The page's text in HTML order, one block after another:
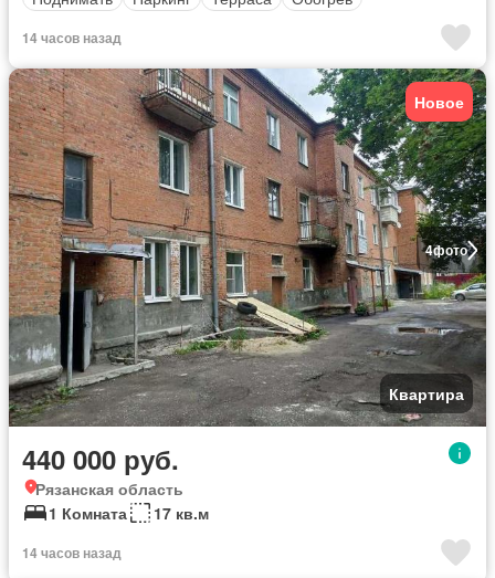
14 часов назад
4фото
Новое
Квартира
440 000 руб.
Рязанская область
1 Комната
17 кв.м
14 часов назад